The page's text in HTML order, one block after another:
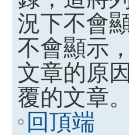
況下不會
不會顯示
文章的原
覆的文章。
回頂端